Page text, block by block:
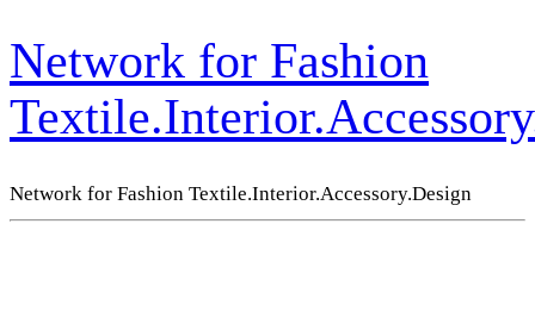
Network for Fashion
Network for Fashion Textile.Interior.Accessory.Design